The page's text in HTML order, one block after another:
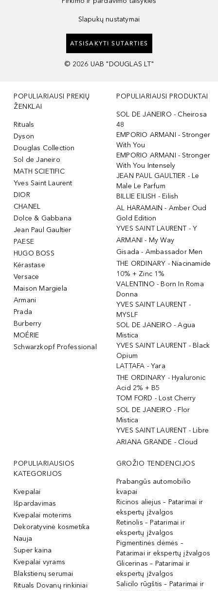
Slapukų nustatymai
ATSISAKYTI SUTARTIES
© 2026 UAB "DOUGLAS LT"
POPULIARIAUSI PREKIŲ
ŽENKLAI
Rituals
Dyson
Douglas Collection
Sol de Janeiro
MATH SCIETIFIC
Yves Saint Laurent
DIOR
CHANEL
Dolce & Gabbana
Jean Paul Gaultier
PAESE
HUGO BOSS
Kérastase
Versace
Maison Margiela
Armani
Prada
Burberry
MOÉRIE
Schwarzkopf Professional
POPULIARIAUSI PRODUKTAI
SOL DE JANEIRO - Cheirosa
48
EMPORIO ARMANI - Stronger
With You
EMPORIO ARMANI - Stronger
With You Intensely
JEAN PAUL GAULTIER - Le
Male Le Parfum
BILLIE EILISH - Eilish
AL HARAMAIN - Amber Oud
Gold Edition
YVES SAINT LAURENT - Y
ARMANI - My Way
Gisada - Ambassador Men
THE ORDINARY - Niacinamide
10% + Zinc 1%
VALENTINO - Born In Roma
Donna
YVES SAINT LAURENT -
MYSLF
SOL DE JANEIRO - Agua
Mistica
YVES SAINT LAURENT - Black
Opium
LATTAFA - Yara
THE ORDINARY - Hyaluronic
Acid 2% + B5
TOM FORD - Lost Cherry
SOL DE JANEIRO - Flor
Mistica
YVES SAINT LAURENT - Libre
ARIANA GRANDE - Cloud
POPULIARIAUSIOS
KATEGORIJOS
Kvepalai
Išpardavimas
Kvepalai moterims
Dekoratyvinė kosmetika
Nauja
Super kaina
Kvepalai vyrams
Blakstienų serumai
Rituals Dovanų rinkiniai
GROŽIO TENDENCIJOS
Prabangūs automobilio
kvapai
Ricinos aliejus – Patarimai ir
ekspertų įžvalgos
Retinolis – Patarimai ir
ekspertų įžvalgos
Pigmentinės dėmės –
Patarimai ir ekspertų įžvalgos
Glicerinas – Patarimai ir
ekspertų įžvalgos
Salicilo rūgštis – Patarimai ir